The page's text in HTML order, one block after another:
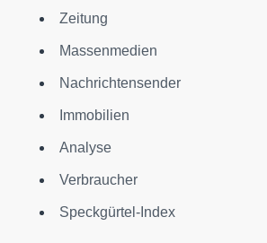
Zeitung
Massenmedien
Nachrichtensender
Immobilien
Analyse
Verbraucher
Speckgürtel-Index